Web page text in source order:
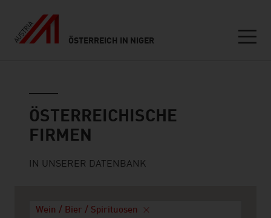
ÖSTERREICH IN NIGER
ÖSTERREICHISCHE
FIRMEN
IN UNSERER DATENBANK
Wein / Bier / Spirituosen